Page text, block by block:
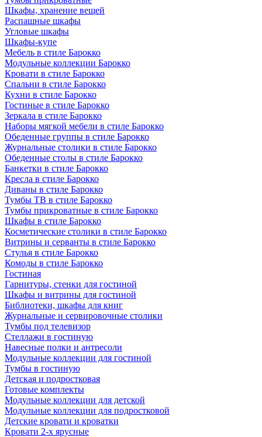
Шкафы, хранение вещей
Распашные шкафы
Угловые шкафы
Шкафы-купе
Мебель в стиле Барокко
Модульные коллекции Барокко
Кровати в стиле Барокко
Спальни в стиле Барокко
Кухни в стиле Барокко
Гостиные в стиле Барокко
Зеркала в стиле Барокко
Наборы мягкой мебели в стиле Барокко
Обеденные группы в стиле Барокко
Журнальные столики в стиле Барокко
Обеденные столы в стиле Барокко
Банкетки в стиле Барокко
Кресла в стиле Барокко
Диваны в стиле Барокко
Тумбы ТВ в стиле Барокко
Тумбы прикроватные в стиле Барокко
Шкафы в стиле Барокко
Косметические столики в стиле Барокко
Витрины и серванты в стиле Барокко
Стулья в стиле Барокко
Комоды в стиле Барокко
Гостиная
Гарнитуры, стенки для гостиной
Шкафы и витрины для гостиной
Библиотеки, шкафы для книг
Журнальные и сервировочные столики
Тумбы под телевизор
Стеллажи в гостиную
Навесные полки и антресоли
Модульные коллекции для гостиной
Тумбы в гостиную
Детская и подростковая
Готовые комплекты
Модульные коллекции для детской
Модульные коллекции для подростковой
Детские кровати и кроватки
Кровати 2-х ярусные